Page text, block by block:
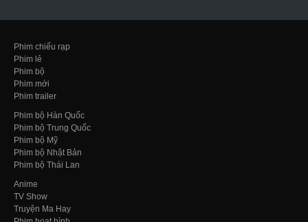
Phim chiếu rạp
Phim lẻ
Phim bộ
Phim mới
Phim trailer
Phim bộ Hàn Quốc
Phim bộ Trung Quốc
Phim bộ Mỹ
Phim bộ Nhật Bản
Phim bộ Thái Lan
Anime
TV Show
Truyện Ma Hay